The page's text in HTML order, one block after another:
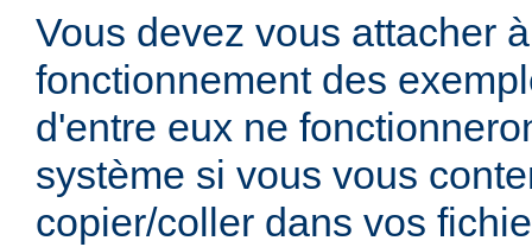
Vous devez vous attacher
fonctionnement des
d'entre eux ne
système si vous vous
copier/coller dans vos